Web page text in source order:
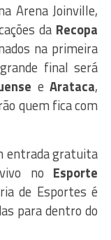
Arena Joinville,
da Recopa
na primeira
final será
eArataca,
quem fica com
entrada gratuita
no Esporte
de Esportes é
para dentro do